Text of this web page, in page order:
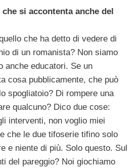
si accontenta anche del
che ha detto di vedere di
di un romanista? Non siamo
anche educatori. Se un
cosa pubblicamente, che può
spogliatoio? Di rompere una
qualcuno? Dico due cose:
interventi, non voglio miei
che le due tifoserie tifino solo
e niente di più. Solo questo. Sul
del pareggio? Noi giochiamo